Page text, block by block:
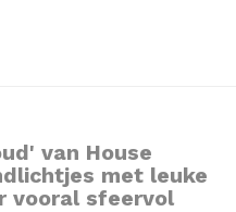
van House
met leuke
vooral sfeervol